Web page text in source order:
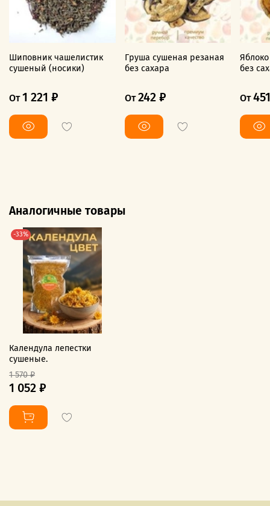
Шиповник чашелистик
сушеный (носики)
От 1 221 ₽
Груша сушеная резаная
без сахара
От 242 ₽
без
От
Аналогичные товары
-33%
Календула лепестки
сушеные.
1 570 ₽
1 052 ₽